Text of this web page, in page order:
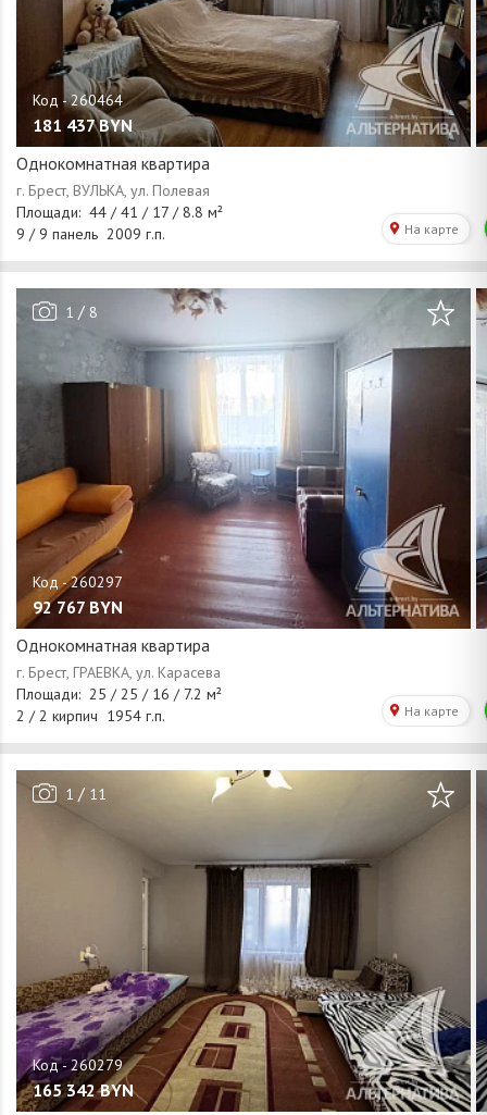
181 437 BYN
Однокомнатная квартира
1 / 8
92 767 BYN
Однокомнатная квартира
1 / 11
165 342 BYN